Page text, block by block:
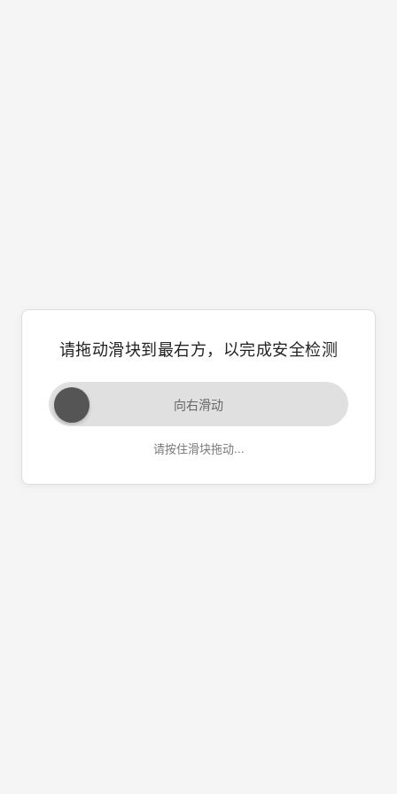
请拖动滑块到最右方，以完成安全检测
向右滑动
请按住滑块拖动...